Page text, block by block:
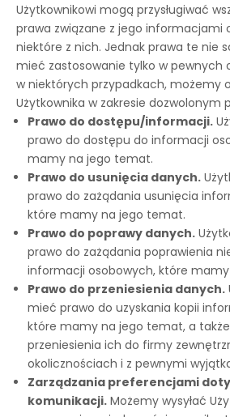
Użytkownikowi mogą przysługiwać
prawa związane z jego informacjami
niektóre z nich. Jednak prawa te nie
mieć zastosowanie tylko w pewnych
w niektórych przypadkach, możemy
Użytkownika w zakresie dozwolonym
Prawo do dostępu/informacji.
prawo do dostępu do informacji
mamy na jego temat.
Prawo do usunięcia danych.
prawo do zażądania usunięcia
które mamy na jego temat.
Prawo do poprawy danych.
prawo do zażądania poprawienia
informacji osobowych, które
Prawo do przeniesienia danych.
mieć prawo do uzyskania kopii
które mamy na jego temat, a
przeniesienia ich do firmy
okolicznościach i z pewnymi
Zarządzania preferencjami
komunikacji. Możemy wysyłać